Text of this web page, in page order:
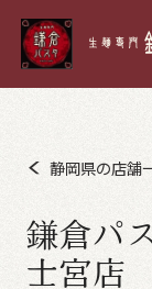
静岡県の店舗
鎌倉パ
士宮店